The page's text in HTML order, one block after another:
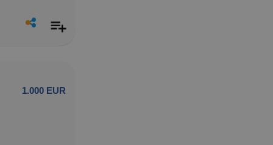
1.000 EUR